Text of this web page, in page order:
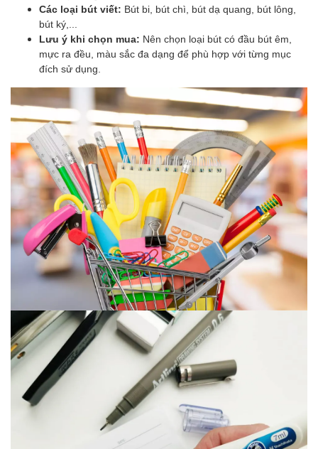
Các loại bút viết: Bút bi, bút chì, bút dạ quang, bút lông,
bút ký,...
Lưu ý khi chọn mua: Nên chọn loại bút có đầu bút êm,
mực ra đều, màu sắc đa dạng để phù hợp với từng mục
đích sử dụng.